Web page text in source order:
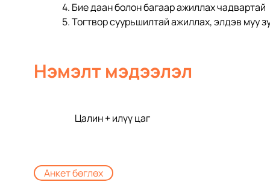
4. Бие даан болон багаар ажиллах чадвартай
5. Тогтвор суурьшилтай ажиллах, элдэв муу
Нэмэлт мэдээлэл
Цалин + илүү цаг
Анкет бөглөх